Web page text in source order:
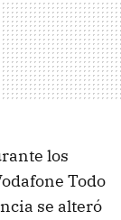
los
Todo
se alteró